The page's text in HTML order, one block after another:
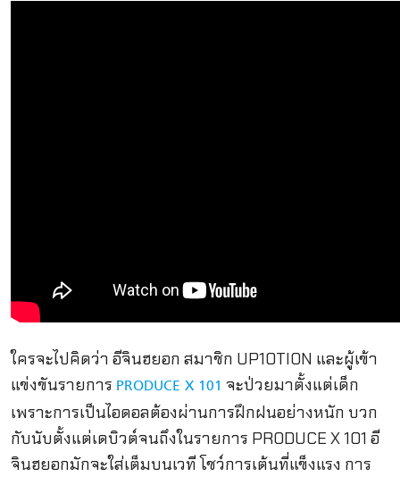
ใครจะไปคิดว่า อีจินฮยอก สมาชิก UP10TION และผู้เข้า
แข่งขันรายการ PRODUCE X 101 จะป่วยมาตั้งแต่เด็ก
เพราะการเป็นไอดอลต้องผ่านการฝึกฝนอย่างหนัก บวก
กับนับตั้งแต่เดบิวต์จนถึงในรายการ PRODUCE X 101 อี
จินฮยอกมักจะใส่เต็มบนเวที โชว์การเต้นที่แข็งแรง การ